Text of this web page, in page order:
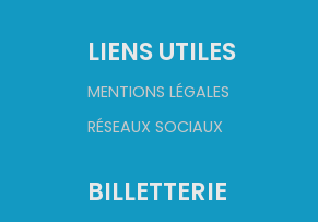
LIENS UTILES
MENTIONS LÉGALES
RÉSEAUX SOCIAUX
BILLETTERIE